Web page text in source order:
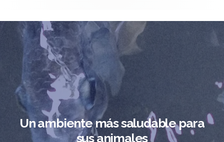
Un ambiente más saludable para
sus animales